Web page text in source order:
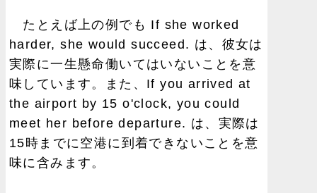
たとえば上の例でも If she worked
harder, she would succeed. は、彼女は
実際に一生懸命働いてはいないことを意
味しています。また、If you arrived at
the airport by 15 o'clock, you could
meet her before departure. は、実際は
15時までに空港に到着できないことを意
味に含みます。